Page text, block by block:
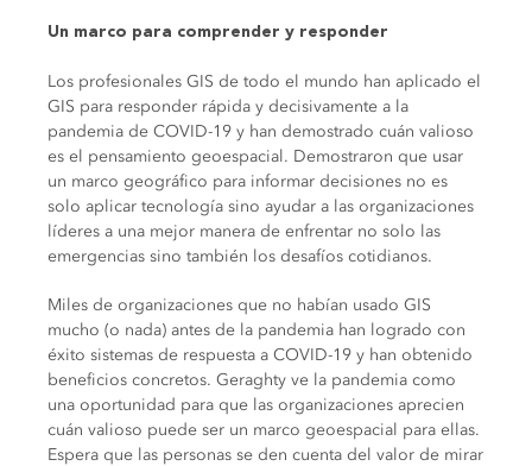
Un marco para comprender y responder
Los profesionales GIS de todo el mundo han aplicado el
GIS para responder rápida y decisivamente a la
pandemia de COVID-19 y han demostrado cuán valioso
es el pensamiento geoespacial. Demostraron que usar
un marco geográfico para informar decisiones no es
solo aplicar tecnología sino ayudar a las organizaciones
líderes a una mejor manera de enfrentar no solo las
emergencias sino también los desafíos cotidianos.
Miles de organizaciones que no habían usado GIS
mucho (o nada) antes de la pandemia han logrado con
éxito sistemas de respuesta a COVID-19 y han obtenido
beneficios concretos. Geraghty ve la pandemia como
una oportunidad para que las organizaciones aprecien
cuán valioso puede ser un marco geoespacial para ellas.
Espera que las personas se den cuenta del valor de mirar